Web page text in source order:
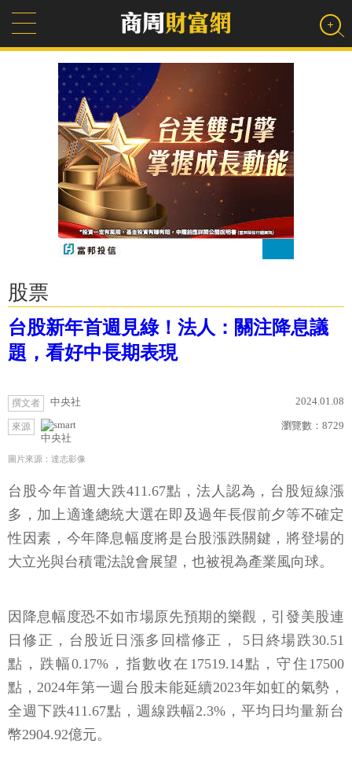
股票
台股新年首週見綠！法人：關注降息議
題，看好中長期表現
撰文者 中央社 2024.01.08
來源
中央社
瀏覽數： 8729
圖片來源：達志影像
台股今年首週大跌411.67點，法人認為，台股短線漲
多，加上適逢總統大選在即及過年長假前夕等不確定
性因素，今年降息幅度將是台股漲跌關鍵，將登場的
大立光與台積電法說會展望，也被視為產業風向球。
因降息幅度恐不如市場原先預期的樂觀，引發美股連
日修正，台股近日漲多回檔修正， 5日終場跌30.51
點，跌幅0.17%，指數收在17519.14點，守住17500
點，2024年第一週台股未能延續2023年如虹的氣勢，
全週下跌411.67點，週線跌幅2.3%，平均日均量新台
幣2904.92億元。